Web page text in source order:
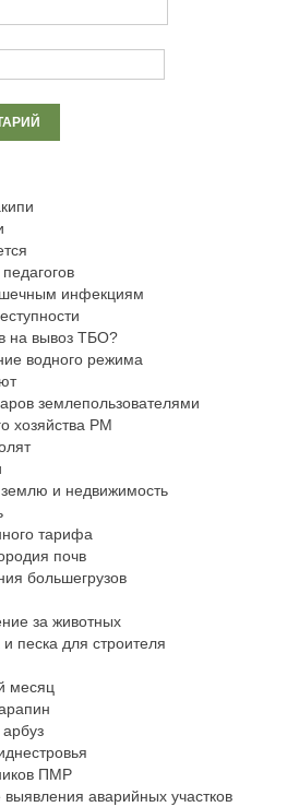
инфекциям
на вывоз ТБО?
водного режима
землепользователями
хозяйства РМ
и недвижимость
тарифа
почв
большегрузов
за животных
песка для строителя
месяц
ПМР
аварийных участков